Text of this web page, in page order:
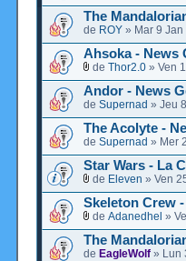
The
de ROY » Mar 9
Ahsoka - News
de Thor2.0 » Ven
Andor - News
de Supernad » Jeu
The Acolyte -
de Supernad » Mer
Star Wars - La
de Eleven » Ven
Skeleton Crew
de Adanedhel »
The
de EagleWolf » Lun